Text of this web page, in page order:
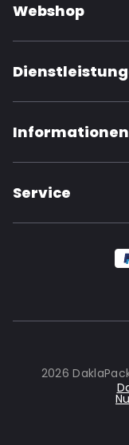
Webshop
Informationen
Service
2026